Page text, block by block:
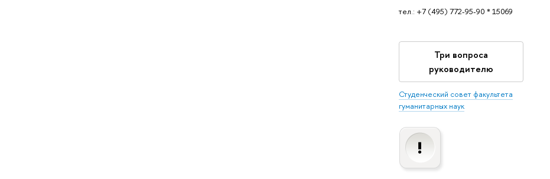
тел.: +7 (495) 772-95-90 * 15069
Три вопроса
руководителю
Студенческий совет факультета
гуманитарных наук